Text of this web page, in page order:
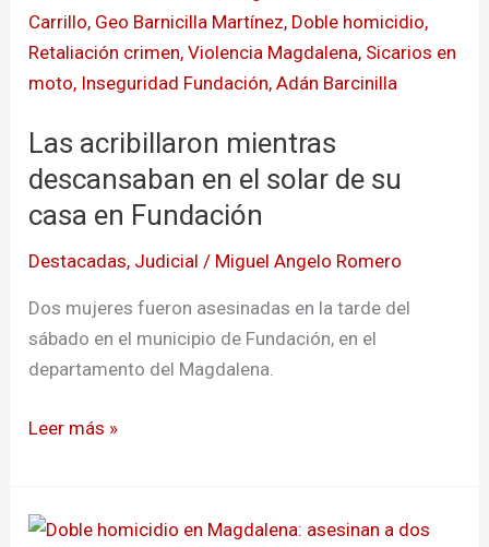
Las acribillaron mientras
descansaban en el solar de su
casa en Fundación
Destacadas, Judicial / Miguel Angelo Romero
Dos mujeres fueron asesinadas en la tarde del
sábado en el municipio de Fundación, en el
departamento del Magdalena.
acribillaron
mientras
descansaban
solar
casa
Leer más »
Doble